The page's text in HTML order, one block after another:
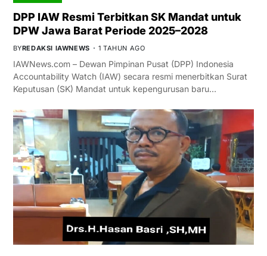
DPP IAW Resmi Terbitkan SK Mandat untuk
DPW Jawa Barat Periode 2025–2028
BYREDAKSI IAWNEWS 1 TAHUN AGO
IAWNews.com – Dewan Pimpinan Pusat (DPP) Indonesia
Accountability Watch (IAW) secara resmi menerbitkan Surat
Keputusan (SK) Mandat untuk kepengurusan baru…